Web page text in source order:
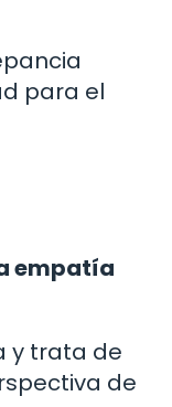
para el
empatía
y trata de
de